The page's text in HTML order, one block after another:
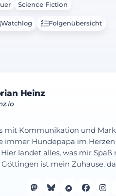
Science Fiction
Watchlog Folgenübersicht
Heinz
mit Kommunikation und
immer Hundepapa im
landet alles, was mir Spaß
ist mein Zuhause,